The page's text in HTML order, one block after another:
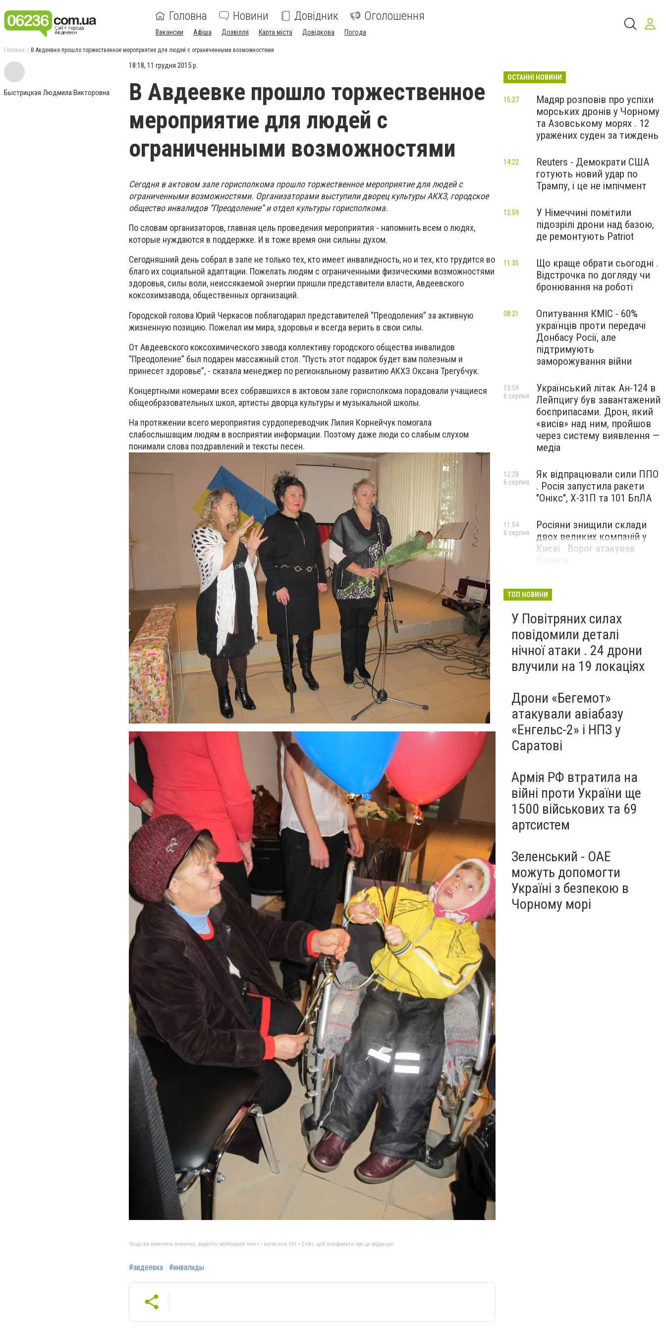
Головна Новини Довідник Оголошення
Вакансии Афіша Дозвілля Карта міста Довідкова Погода
Головна В Авдеевке прошло торжественное мероприятие для людей с ограниченными возможностями
Быстрицкая Людмила Викторовна
18:18, 11 грудня 2015 р.
В Авдеевке прошло торжественное
мероприятие для людей с
ограниченными возможностями
Сегодня в актовом зале горисполкома прошло торжественное мероприятие для людей с
ограниченными возможностями. Организаторами выступили дворец культуры АКХЗ, городское
общество инвалидов “Преодоление” и отдел культуры горисполкома.
По словам организаторов, главная цель проведения мероприятия - напомнить всем о людях,
которые нуждаются в поддержке. И в тоже время они сильны духом.
Сегодняшний день собрал в зале не только тех, кто имеет инвалидность, но и тех, кто трудится во
благо их социальной адаптации. Пожелать людям с ограниченными физическими возможностями
здоровья, силы воли, неиссякаемой энергии пришли представители власти, Авдеевского
коксохимзавода, общественных организаций.
Городской голова Юрий Черкасов поблагодарил представителей “Преодоления” за активную
жизненную позицию. Пожелал им мира, здоровья и всегда верить в свои силы.
От Авдеевского коксохимического завода коллективу городского общества инвалидов
“Преодоление” был подарен массажный стол. “Пусть этот подарок будет вам полезным и
принесет здоровье”, - сказала менеджер по региональному развитию АКХЗ Оксана Трегубчук.
Концертными номерами всех собравшихся в актовом зале горисполкома порадовали учащиеся
общеобразовательных школ, артисты дворца культуры и музыкальной школы.
На протяжении всего мероприятия сурдопереводчик Лилия Корнейчук помогала
слабослышащим людям в восприятии информации. Поэтому даже люди со слабым слухом
понимали слова поздравлений и тексты песен.
Якщо ви помітили помилку, виділіть необхідний текст і натисніть Ctrl + Enter, щоб повідомити про це редакцію
#авдеевка #инвалиды
ОСТАННІ НОВИНИ
Мадяр розповів про успіхи
морських дронів у Чорному
та Азовському морях . 12
уражених суден за тиждень
15:27
Reuters - Демократи США
готують новий удар по
Трампу, і це не імпічмент
14:22
У Німеччині помітили
підозрілі дрони над базою,
де ремонтують Patriot
12:59
Що краще обрати сьогодні .
Відстрочка по догляду чи
бронювання на роботі
11:35
Опитування КМІС - 60%
українців проти передачі
Донбасу Росії, але
підтримують
заморожування війни
08:21
Український літак Ан-124 в
Лейпцигу був завантажений
боєприпасами. Дрон, який
«висів» над ним, пройшов
через систему виявлення —
медіа
15:59
6 серпня
Як відпрацювали сили ППО
. Росія запустила ракети
"Онікс", Х-31П та 101 БпЛА
12:28
6 серпня
Росіяни знищили склади
двох великих компаній у
Києві . Ворог атакував
бізнеси
11:04
6 серпня
ТОП НОВИНИ
У Повітряних силах
повідомили деталі
нічної атаки . 24 дрони
влучили на 19 локаціях
Дрони «Бегемот»
атакували авіабазу
«Енгельс-2» і НПЗ у
Саратові
Армія РФ втратила на
війні проти України ще
1500 військових та 69
артсистем
Зеленський - ОАЕ
можуть допомогти
Україні з безпекою в
Чорному морі